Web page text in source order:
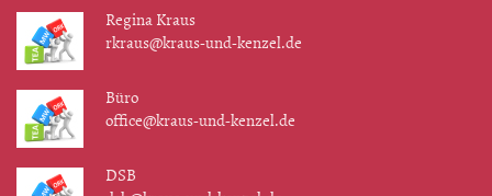
Regina Kraus
rkraus@kraus-und-kenzel.de
Büro
office@kraus-und-kenzel.de
DSB